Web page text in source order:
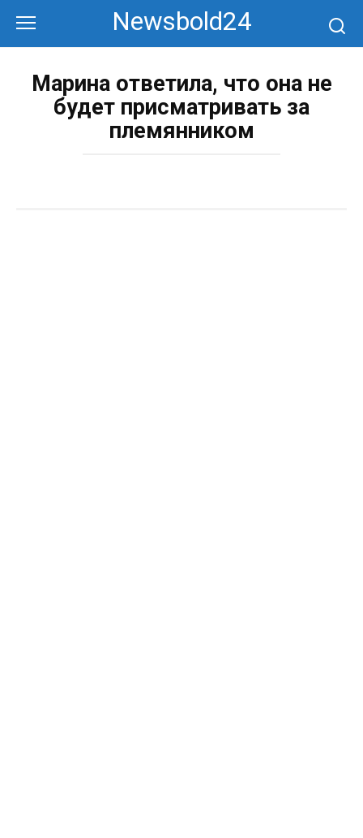
контенту
Newsbold24
Марина ответила, что она не
будет присматривать за
племянником